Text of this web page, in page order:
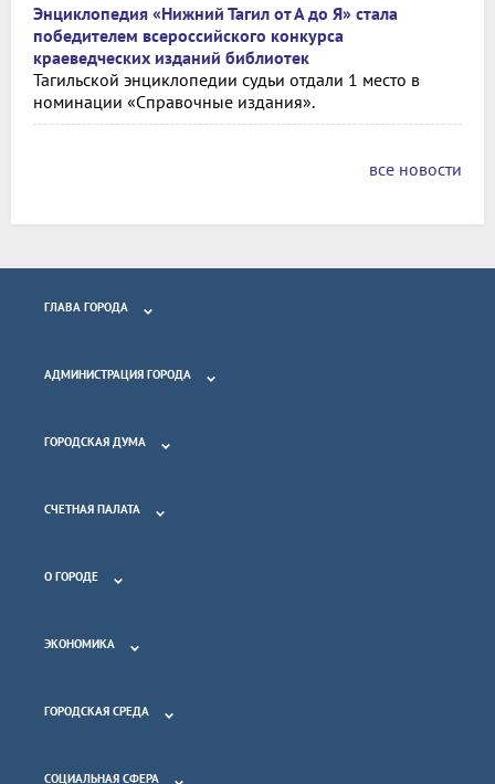
Энциклопедия «Нижний Тагил от А до Я» стала
победителем всероссийского конкурса
краеведческих изданий библиотек
Тагильской энциклопедии судьи отдали 1 место в
номинации «Справочные издания».
все новости
ГЛАВА ГОРОДА
АДМИНИСТРАЦИЯ ГОРОДА
ГОРОДСКАЯ ДУМА
СЧЕТНАЯ ПАЛАТА
О ГОРОДЕ
ЭКОНОМИКА
ГОРОДСКАЯ СРЕДА
СОЦИАЛЬНАЯ СФЕРА